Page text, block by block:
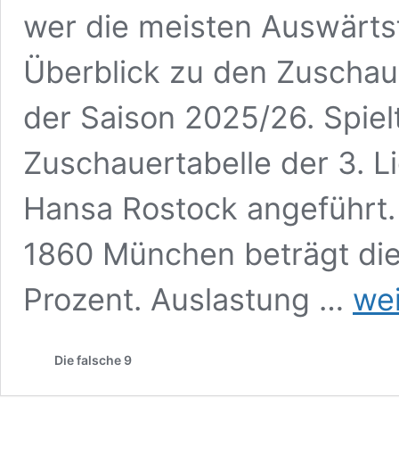
wer die meisten
Überblick zu den
der Saison 2025/26.
Zuschauertabelle der 3.
Hansa Rostock
1860 München beträgt
Prozent. Auslastung …
Liga:
Die falsche 9